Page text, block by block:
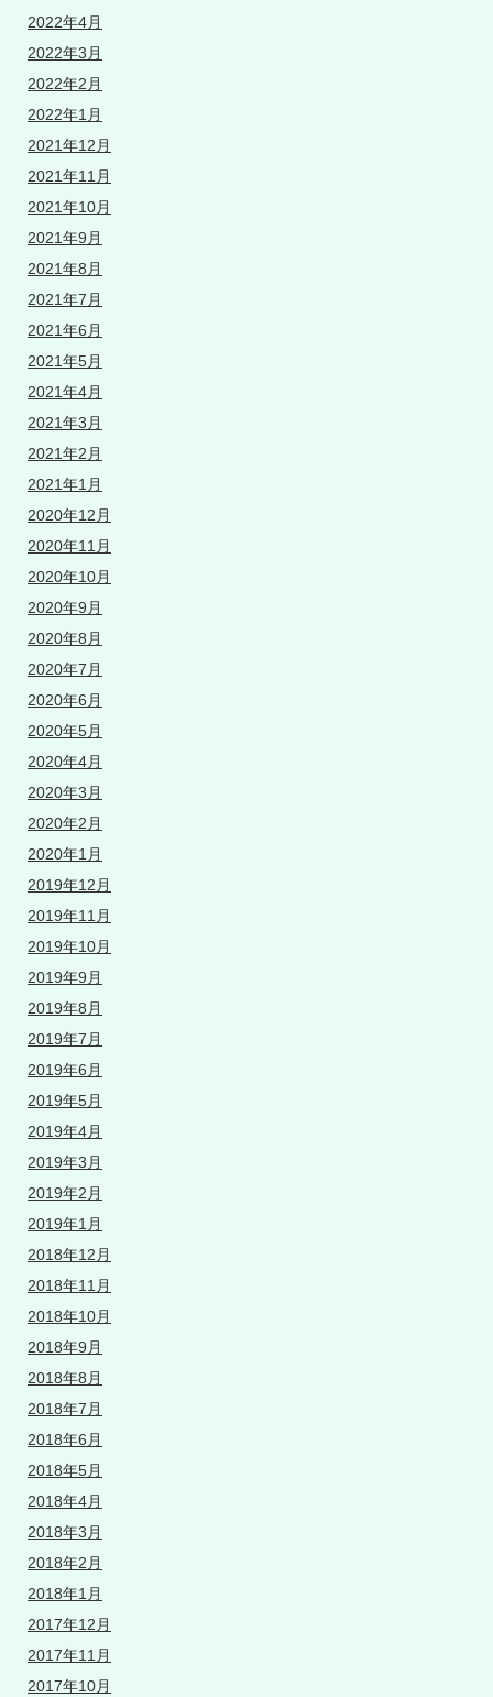
2022年4月
2022年3月
2022年2月
2022年1月
2021年12月
2021年11月
2021年10月
2021年9月
2021年8月
2021年7月
2021年6月
2021年5月
2021年4月
2021年3月
2021年2月
2021年1月
2020年12月
2020年11月
2020年10月
2020年9月
2020年8月
2020年7月
2020年6月
2020年5月
2020年4月
2020年3月
2020年2月
2020年1月
2019年12月
2019年11月
2019年10月
2019年9月
2019年8月
2019年7月
2019年6月
2019年5月
2019年4月
2019年3月
2019年2月
2019年1月
2018年12月
2018年11月
2018年10月
2018年9月
2018年8月
2018年7月
2018年6月
2018年5月
2018年4月
2018年3月
2018年2月
2018年1月
2017年12月
2017年11月
2017年10月